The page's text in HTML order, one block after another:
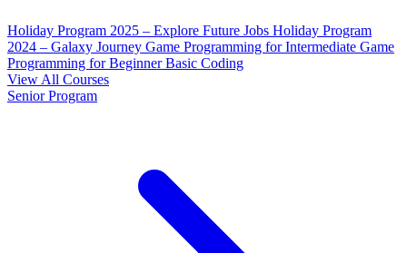
Holiday Program 2025 – Explore Future Jobs Holiday Program
2024 – Galaxy Journey Game Programming for Intermediate Game
Programming for Beginner Basic Coding
View All Courses
Senior Program